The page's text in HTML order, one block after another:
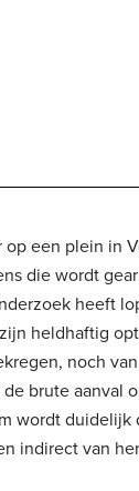
een plein in
die wordt
heeft
heldhaftig
noch
brute aanval
wordt
indirect van